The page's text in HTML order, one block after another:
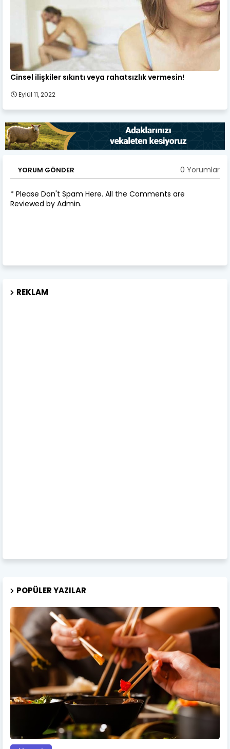
Cinsel ilişkiler sıkıntı veya rahatsızlık vermesin!
Eylül 11, 2022
YORUM GÖNDER 0 Yorumlar
* Please Don't Spam Here. All the Comments are
Reviewed by Admin.
REKLAM
POPÜLER YAZILAR